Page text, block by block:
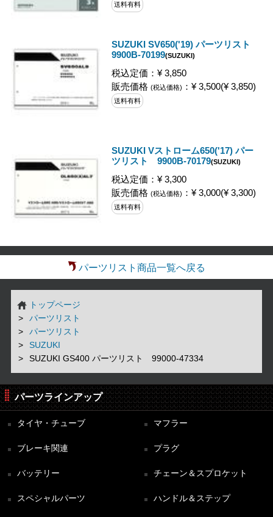
送料有料
SUZUKI SV650('19) パーツリスト
9900B-70199(SUZUKI)
税込定価：¥ 3,850
販売価格 (税込価格) ：¥ 3,500(¥ 3,850)
送料有料
SUZUKI Vストローム650('17) パー
ツリスト 9900B-70179(SUZUKI)
税込定価：¥ 3,300
販売価格 (税込価格) ：¥ 3,000(¥ 3,300)
送料有料
パーツリスト商品一覧へ戻る
トップページ
パーツリスト
パーツリスト
SUZUKI
SUZUKI GS400 パーツリスト 99000-47334
パーツラインアップ
タイヤ・チューブ マフラー
ブレーキ関連 プラグ
バッテリー チェーン＆スプロケット
スペシャルパーツ ハンドル＆ステップ